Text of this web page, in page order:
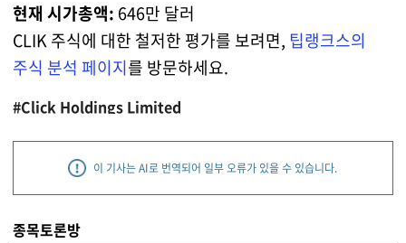
현재 시가총액: 646만 달러
CLIK 주식에 대한 철저한 평가를 보려면, 팁랭크스의
주식 분석 페이지를 방문하세요.
#Click Holdings Limited
이 기사는 AI로 번역되어 일부 오류가 있을 수 있습니다.
종목토론방